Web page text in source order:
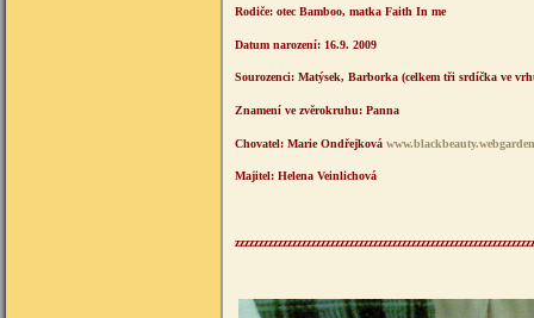
Rodiče: otec Bamboo, matka Faith In me
Datum narození: 16.9. 2009
Sourozenci: Matýsek, Barborka (celkem tři srdíčka ve
Znamení ve zvěrokruhu: Panna
Chovatel: Marie Ondřejková
Majitel: Helena Veinlichová